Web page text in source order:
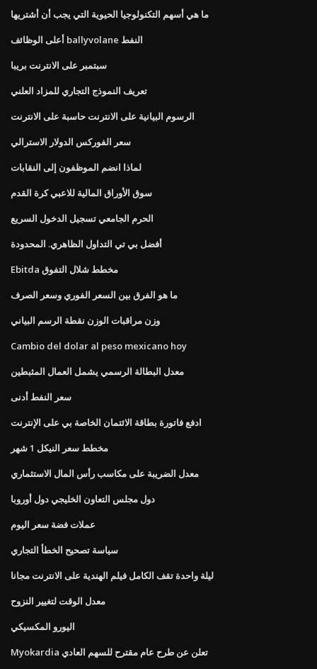
ما هي أسهم التكنولوجيا الحيوية التي يجب أن أشتريها
أعلى الوظائف ballyvolane النفط
سبتمبر على الانترنت بريبا
تعريف النموذج التجاري للمزاد العلني
الرسوم البيانية على الانترنت حاسبة على الانترنت
سعر الفوركس الدولار الاسترالي
لماذا انضم الموظفون إلى النقابات
سوق الأوراق المالية للاعبي كرة القدم
الحرم الجامعي تسجيل الدخول السريع
أفضل بي تي التداول الظاهري. المحدودة
Ebitda مخطط شلال التفوق
ما هو الفرق بين السعر الفوري وسعر الصرف
وزن مراقبات الوزن نقطة الرسم البياني
Cambio del dolar al peso mexicano hoy
معدل البطالة الرسمي يشمل العمال المثبطين
سعر النفط أدنى
ادفع فاتورة بطاقة الائتمان الخاصة بي على الإنترنت
مخطط سعر النيكل 1 شهر
معدل الضريبة على مكاسب رأس المال الاستثماري
دول مجلس التعاون الخليجي دول أوروبا
عملات فضة سعر اليوم
سياسة تصحيح الخطأ التجاري
ليلة واحدة تقف الكامل فيلم الهندية على الانترنت مجانا
معدل الوقت لتغيير النزوح
اليورو المكسيكي
Myokardia تعلن عن طرح عام مقترح للسهم العادي